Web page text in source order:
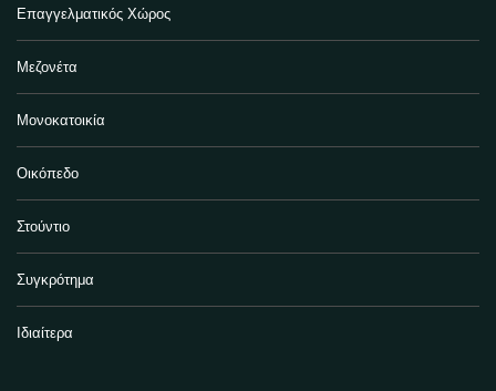
Επαγγελματικός Χώρος
Μεζονέτα
Μονοκατοικία
Οικόπεδο
Στούντιο
Συγκρότημα
Ιδιαίτερα